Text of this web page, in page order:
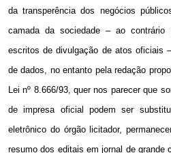
da transperência dos negócios
camada da sociedade – ao
escritos de divulgação de atos oficiais
de dados, no entanto pela redação
Lei nº 8.666/93, quer nos parecer que
de impresa oficial podem ser
eletrônico do órgão licitador,
resumo dos editais em jornal de grande